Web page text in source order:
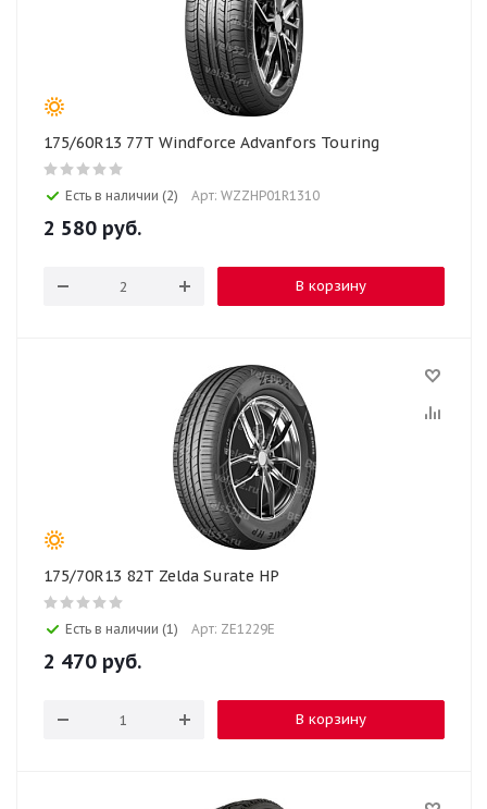
175/60R13 77T Windforce Advanfors Touring
Есть в наличии (2) Арт: WZZHP01R1310
2 580 руб.
В корзину
175/70R13 82T Zelda Surate HP
Есть в наличии (1) Арт: ZE1229E
2 470 руб.
В корзину